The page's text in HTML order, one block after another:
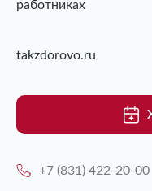
работниках
takzdorovo.ru
+7 (831) 422-20-00